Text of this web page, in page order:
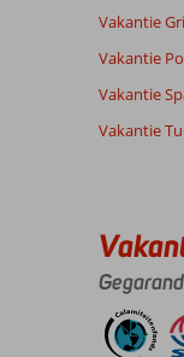
van
klanten
Gezin met jong(e)
,
08 mei 2026
Vakantie
Vakantie
Vakantie
Vakantie